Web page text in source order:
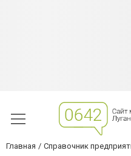
Главная Справочник